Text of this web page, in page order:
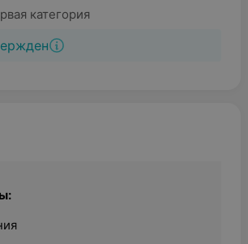
категория